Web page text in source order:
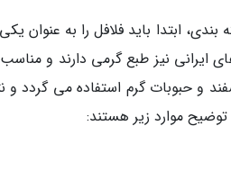
بندی، ابتدا باید فلافل را به
ایرانی نیز طبع گرمی دارند و
و حبوبات گرم استفاده می گردد و
موارد زیر هستند: